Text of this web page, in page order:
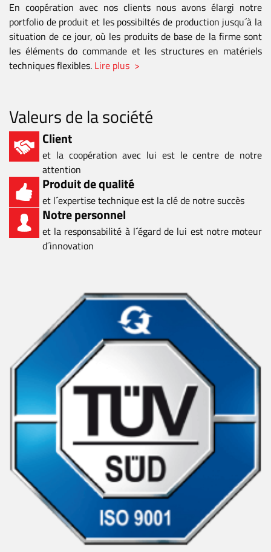
En coopération avec nos clients nous avons élargi notre
portfolio de produit et les possibiltés de production jusqu´à la
situation de ce jour, où les produits de base de la firme sont
les éléments do commande et les structures en matériels
techniques flexibles. Lire plus >
Valeurs de la société
Client
et la coopération avec lui est le centre de notre
attention
Produit de qualité
et l´expertise technique est la clé de notre succès
Notre personnel
et la responsabilité à l´égard de lui est notre moteur
d´innovation